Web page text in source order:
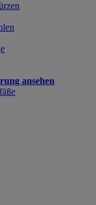
ansehen